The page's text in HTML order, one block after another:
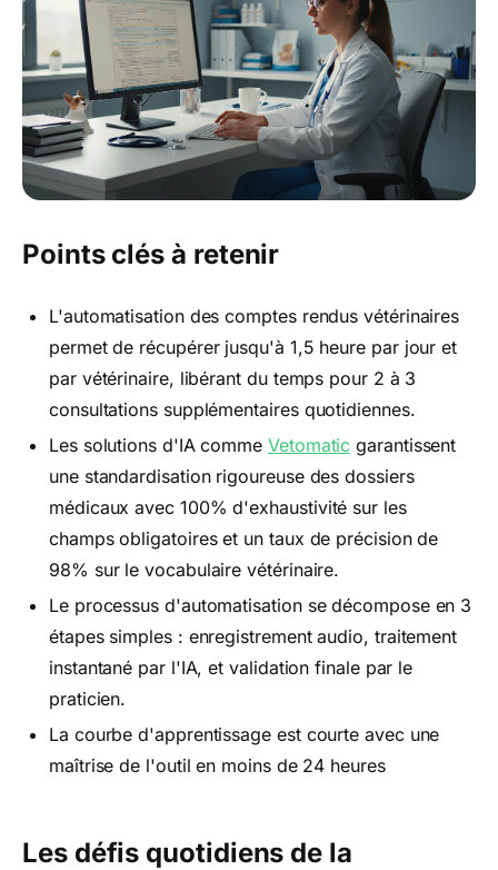
Points clés à retenir
L'automatisation des comptes rendus vétérinaires
permet de récupérer jusqu'à 1,5 heure par jour et
par vétérinaire, libérant du temps pour 2 à 3
consultations supplémentaires quotidiennes.
Les solutions d'IA comme Vetomatic garantissent
une standardisation rigoureuse des dossiers
médicaux avec 100% d'exhaustivité sur les
champs obligatoires et un taux de précision de
98% sur le vocabulaire vétérinaire.
Le processus d'automatisation se décompose en 3
étapes simples : enregistrement audio, traitement
instantané par l'IA, et validation finale par le
praticien.
La courbe d'apprentissage est courte avec une
maîtrise de l'outil en moins de 24 heures
Les défis quotidiens de la